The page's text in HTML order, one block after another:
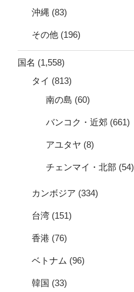
沖縄 (83)
その他 (196)
国名 (1,558)
タイ (813)
南の島 (60)
バンコク・近郊 (661)
アユタヤ (8)
チェンマイ・北部 (54)
カンボジア (334)
台湾 (151)
香港 (76)
ベトナム (96)
韓国 (33)